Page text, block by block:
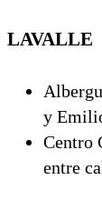
LAVALLE
y
Centro
entre